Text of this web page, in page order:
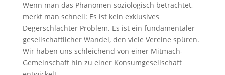
Wenn man das Phänomen soziologisch betrachtet,
merkt man schnell: Es ist kein exklusives
Degerschlachter Problem. Es ist ein fundamentaler
gesellschaftlicher Wandel, den viele Vereine spüren.
Wir haben uns schleichend von einer Mitmach-
Gemeinschaft hin zu einer Konsumgesellschaft